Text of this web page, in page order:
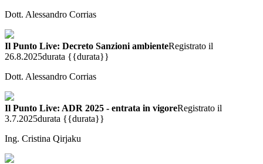
Dott. Alessandro Corrias
Il Punto Live: Decreto Sanzioni ambienteRegistrato il
26.8.2025durata {{durata}}
Dott. Alessandro Corrias
Il Punto Live: ADR 2025 - entrata in vigoreRegistrato il
3.7.2025durata {{durata}}
Ing. Cristina Qirjaku